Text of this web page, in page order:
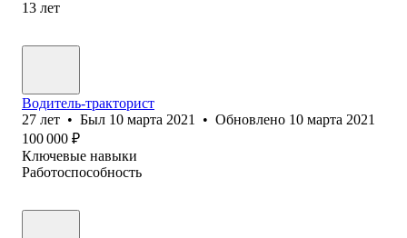
13 лет
Водитель-тракторист
27 лет • Был 10 марта 2021 • Обновлено 10 марта 2021
100 000 ₽
Ключевые навыки
Работоспособность